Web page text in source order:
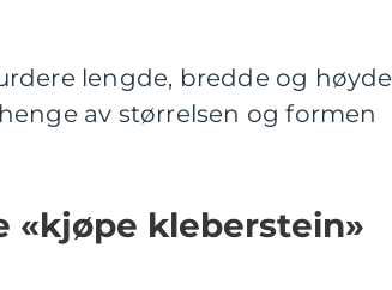
lengde, bredde og høyde
av størrelsen og formen
«kjøpe kleberstein»